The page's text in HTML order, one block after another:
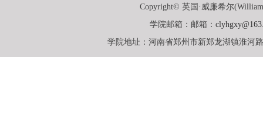
Copyright© 英国·威廉希尔
学院邮箱：邮箱：
学院地址：河南省郑州市新郑龙湖镇淮河